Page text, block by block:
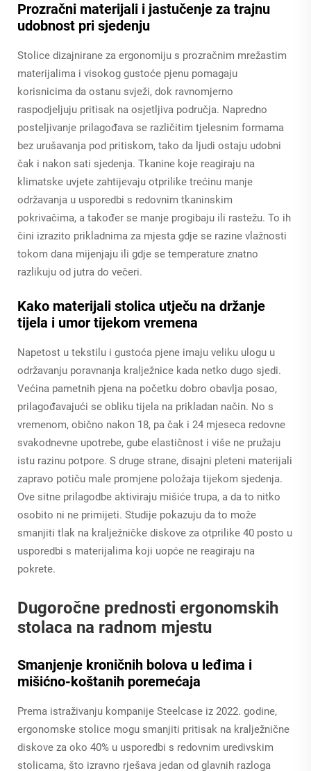
Prozračni materijali i jastučenje za trajnu
udobnost pri sjedenju
Stolice dizajnirane za ergonomiju s prozračnim mrežastim
materijalima i visokog gustoće pjenu pomagaju
korisnicima da ostanu svježi, dok ravnomjerno
raspodjeljuju pritisak na osjetljiva područja. Napredno
posteljivanje prilagođava se različitim tjelesnim formama
bez urušavanja pod pritiskom, tako da ljudi ostaju udobni
čak i nakon sati sjedenja. Tkanine koje reagiraju na
klimatske uvjete zahtijevaju otprilike trećinu manje
održavanja u usporedbi s redovnim tkaninskim
pokrivačima, a također se manje progibaju ili rastežu. To ih
čini izrazito prikladnima za mjesta gdje se razine vlažnosti
tokom dana mijenjaju ili gdje se temperature znatno
razlikuju od jutra do večeri.
Kako materijali stolica utječu na držanje
tijela i umor tijekom vremena
Napetost u tekstilu i gustoća pjene imaju veliku ulogu u
održavanju poravnanja kralježnice kada netko dugo sjedi.
Većina pametnih pjena na početku dobro obavlja posao,
prilagođavajući se obliku tijela na prikladan način. No s
vremenom, obično nakon 18, pa čak i 24 mjeseca redovne
svakodnevne upotrebe, gube elastičnost i više ne pružaju
istu razinu potpore. S druge strane, disajni pleteni materijali
zapravo potiču male promjene položaja tijekom sjedenja.
Ove sitne prilagodbe aktiviraju mišiće trupa, a da to nitko
osobito ni ne primijeti. Studije pokazuju da to može
smanjiti tlak na kralježničke diskove za otprilike 40 posto u
usporedbi s materijalima koji uopće ne reagiraju na
pokrete.
Dugoročne prednosti ergonomskih
stolaca na radnom mjestu
Smanjenje kroničnih bolova u leđima i
mišićno-koštanih poremećaja
Prema istraživanju kompanije Steelcase iz 2022. godine,
ergonomske stolice mogu smanjiti pritisak na kralježnične
diskove za oko 40% u usporedbi s redovnim uredivskim
stolicama, što izravno rješava jedan od glavnih razloga